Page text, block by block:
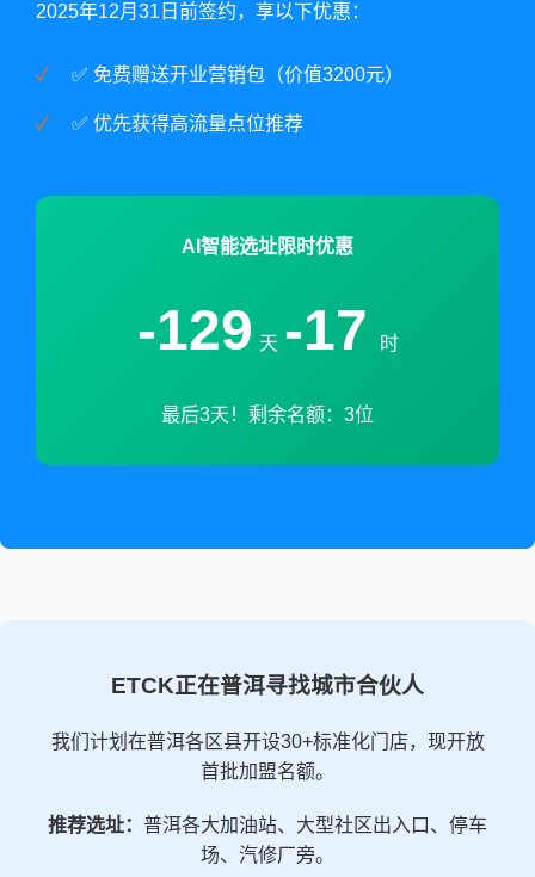
2025年12月31日前签约，享以下优惠：
✅ 免费赠送开业营销包（价值3200元）
✅ 优先获得高流量点位推荐
AI智能选址限时优惠
-129 天 -17 时
最后3天！剩余名额：3位
ETCK正在普洱寻找城市合伙人
我们计划在普洱各区县开设30+标准化门店，现开放
首批加盟名额。
推荐选址： 普洱各大加油站、大型社区出入口、停车
场、汽修厂旁。